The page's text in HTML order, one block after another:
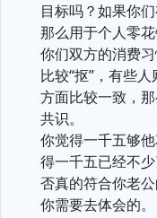
目标吗？如果你
那么用于个人零
你们双方的消费
比较“抠”，有些
方面比较一致，
共识。
你觉得一千五够
得一千五已经不
否真的符合你老
你需要去体会的。